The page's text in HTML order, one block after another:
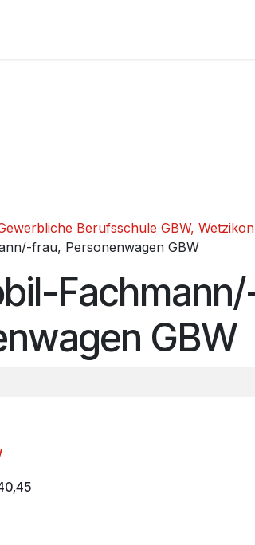
Berufsschule GBW, Wetzikon
frau, Personenwagen GBW
GBW